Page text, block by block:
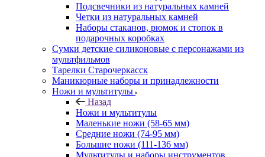
Подсвечники из натуральных камней
Четки из натуральных камней
Наборы стаканов, рюмок и стопок в
подарочных коробках
Сумки детские силиконовые с персонажами из
мультфильмов
Тарелки Старочеркасск
Маникюрные наборы и принадлежности
Ножи и мультитулы
Назад
Ножи и мультитулы
Маленькие ножи (58-65 мм)
Средние ножи (74-95 мм)
Большие ножи (111-136 мм)
Мультитулы и наборы инструментов